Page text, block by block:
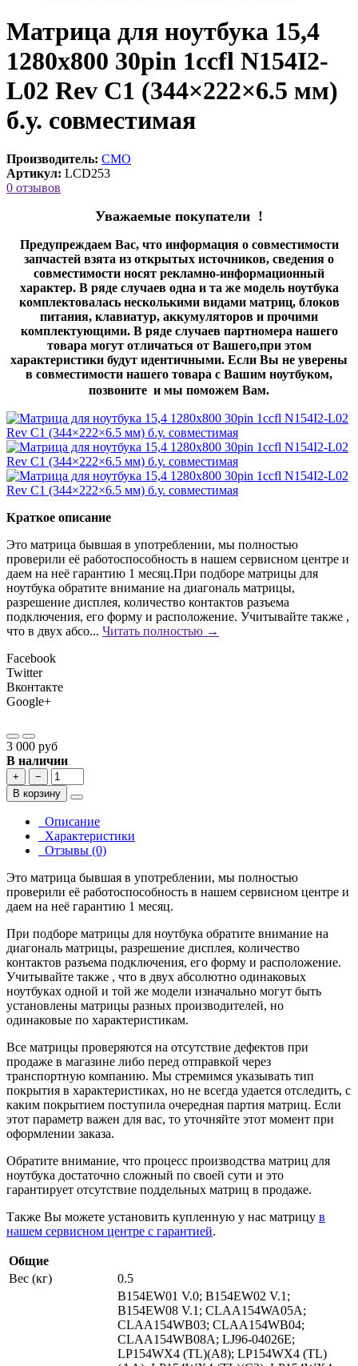
Матрица для ноутбука 15,4
1280x800 30pin 1ccfl N154I2-
L02 Rev C1 (344×222×6.5 мм)
б.у. cовместимая
Производитель: CMO
Артикул: LCD253
0 отзывов
Уважаемые покупатели !
Предупреждаем Вас, что информация о совместимости
запчастей взята из открытых источников, сведения о
совместимости носят рекламно-информационный
характер. В ряде случаев одна и та же модель ноутбука
комплектовалась несколькими видами матриц, блоков
питания, клавиатур, аккумуляторов и прочими
комплектующими. В ряде случаев партномера нашего
товара могут отличаться от Вашего,при этом
характеристики будут идентичными. Если Вы не уверены
в совместимости нашего товара с Вашим ноутбуком,
позвоните и мы поможем Вам.
Краткое описание
Это матрица бывшая в употреблении, мы полностью
проверили её работоспособность в нашем сервисном центре и
даем на неё гарантию 1 месяц.При подборе матрицы для
ноутбука обратите внимание на диагональ матрицы,
разрешение дисплея, количество контактов разъема
подключения, его форму и расположение. Учитывайте также ,
что в двух абсо... Читать полностью →
Facebook
Twitter
Вконтакте
Google+
3 000 руб
В наличии
+
−
В корзину
Описание
Характеристики
Отзывы (0)
Это матрица бывшая в употреблении, мы полностью
проверили её работоспособность в нашем сервисном центре и
даем на неё гарантию 1 месяц.
При подборе матрицы для ноутбука обратите внимание на
диагональ матрицы, разрешение дисплея, количество
контактов разъема подключения, его форму и расположение.
Учитывайте также , что в двух абсолютно одинаковых
ноутбуках одной и той же модели изначально могут быть
установлены матрицы разных производителей, но
одинаковые по характеристикам.
Все матрицы проверяются на отсутствие дефектов при
продаже в магазине либо перед отправкой через
транспортную компанию. Мы стремимся указывать тип
покрытия в характеристиках, но не всегда удается отследить, с
каким покрытием поступила очередная партия матриц. Если
этот параметр важен для вас, то уточняйте этот момент при
оформлении заказа.
Обратите внимание, что процесс производства матриц для
ноутбука достаточно сложный по своей сути и это
гарантирует отсутствие поддельных матриц в продаже.
Также Вы можете установить купленную у нас матрицу в
нашем сервисном центре с гарантией.
Общие
Вес (кг)
0.5
B154EW01 V.0; B154EW02 V.1;
B154EW08 V.1; CLAA154WA05A;
CLAA154WB03; CLAA154WB04;
CLAA154WB08A; LJ96-04026E;
LP154WX4 (TL)(A8); LP154WX4 (TL)